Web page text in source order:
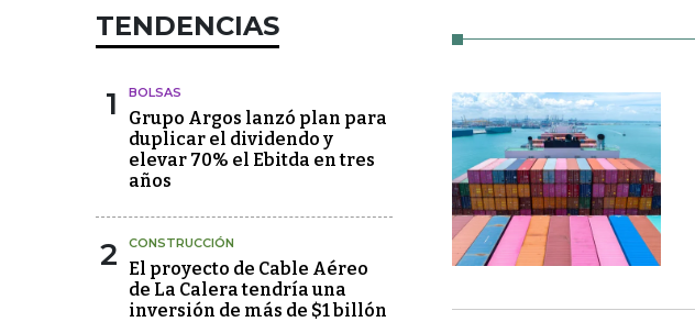
TENDENCIAS
1 BOLSAS
Grupo Argos lanzó plan para
duplicar el dividendo y
elevar 70% el Ebitda en tres
años
2 CONSTRUCCIÓN
El proyecto de Cable Aéreo
de La Calera tendría una
inversión de más de $1 billón